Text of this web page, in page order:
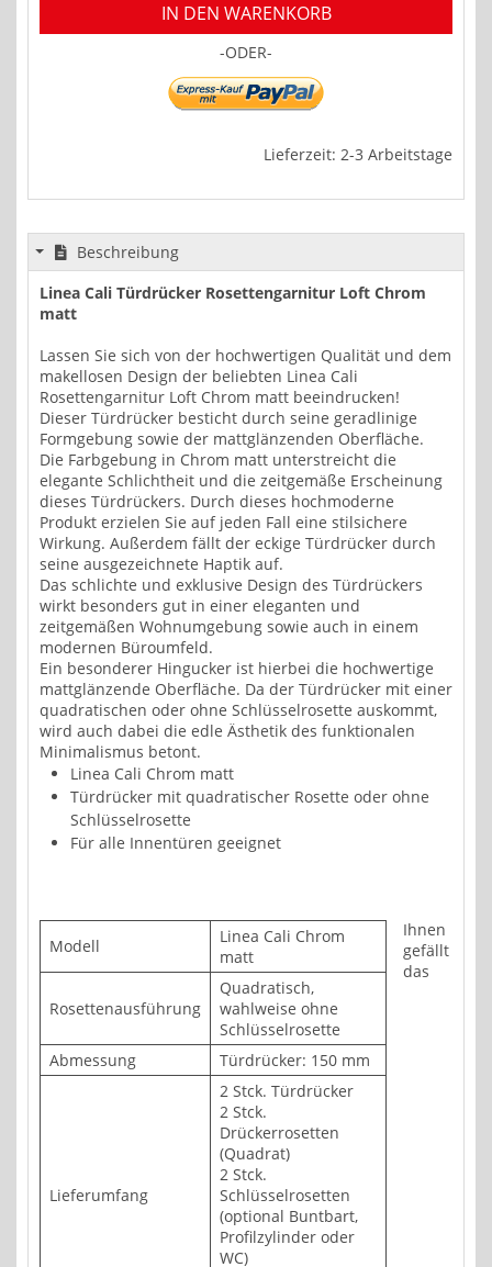
IN DEN WARENKORB
-ODER-
Lieferzeit: 2-3 Arbeitstage
Beschreibung
Linea Cali Türdrücker Rosettengarnitur Loft Chrom
matt
Lassen Sie sich von der hochwertigen Qualität und dem
makellosen Design der beliebten Linea Cali
Rosettengarnitur Loft Chrom matt beeindrucken!
Dieser Türdrücker besticht durch seine geradlinige
Formgebung sowie der mattglänzenden Oberfläche.
Die Farbgebung in Chrom matt unterstreicht die
elegante Schlichtheit und die zeitgemäße Erscheinung
dieses Türdrückers. Durch dieses hochmoderne
Produkt erzielen Sie auf jeden Fall eine stilsichere
Wirkung. Außerdem fällt der eckige Türdrücker durch
seine ausgezeichnete Haptik auf.
Das schlichte und exklusive Design des Türdrückers
wirkt besonders gut in einer eleganten und
zeitgemäßen Wohnumgebung sowie auch in einem
modernen Büroumfeld.
Ein besonderer Hingucker ist hierbei die hochwertige
mattglänzende Oberfläche. Da der Türdrücker mit einer
quadratischen oder ohne Schlüsselrosette auskommt,
wird auch dabei die edle Ästhetik des funktionalen
Minimalismus betont.
Linea Cali Chrom matt
Türdrücker mit quadratischer Rosette oder ohne
Schlüsselrosette
Für alle Innentüren geeignet
Modell
Linea Cali Chrom
matt
Rosettenausführung
Quadratisch,
wahlweise ohne
Schlüsselrosette
Abmessung
Türdrücker: 150 mm
Lieferumfang
2 Stck. Türdrücker
2 Stck.
Drückerrosetten
(Quadrat)
2 Stck.
Schlüsselrosetten
(optional Buntbart,
Profilzylinder oder
WC)
Ihnen
gefällt
das